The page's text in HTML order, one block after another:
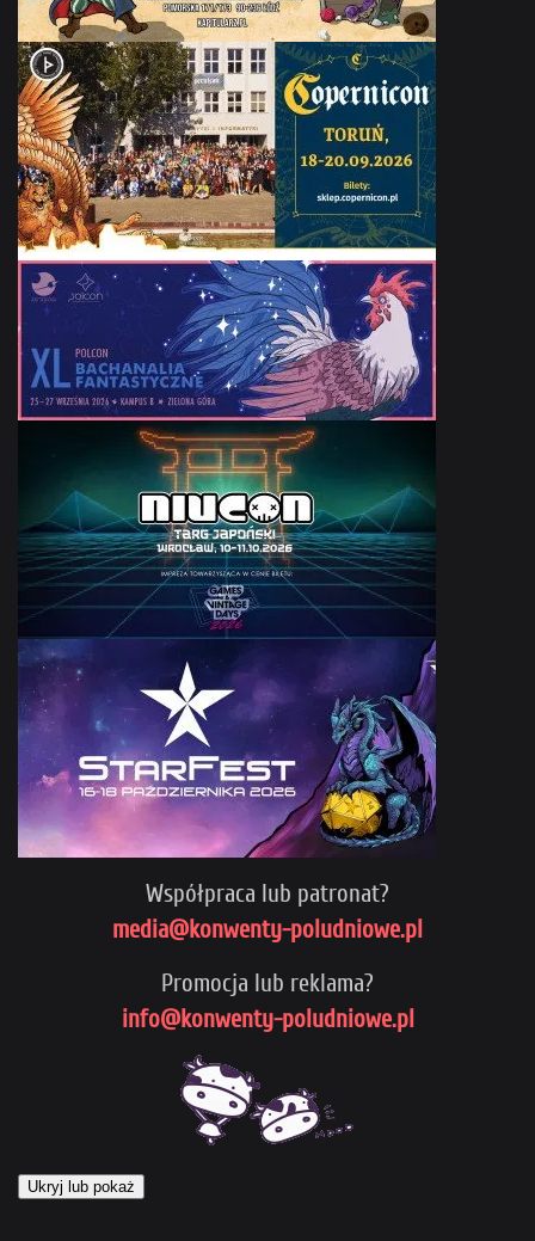
Współpraca lub patronat?
media@konwenty-poludniowe.pl
Promocja lub reklama?
info@konwenty-poludniowe.pl
Ukryj lub pokaż